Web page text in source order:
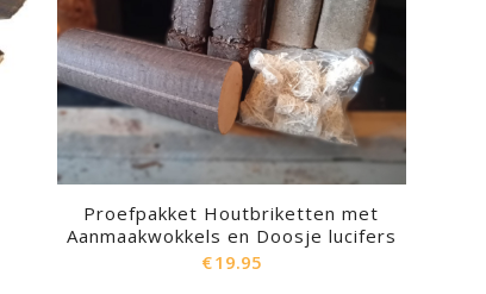
Proefpakket Houtbriketten met
Aanmaakwokkels en Doosje lucifers
€19.95